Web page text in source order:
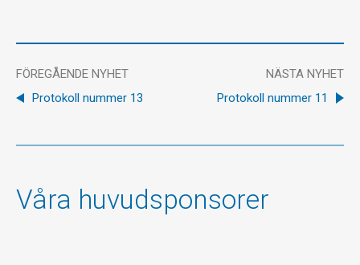
FÖREGÅENDE NYHET
Protokoll nummer 13
NÄSTA NYHET
Protokoll nummer 11
Våra huvudsponsorer